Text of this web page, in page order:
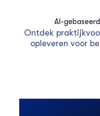
AI-
Ontdek
opleveren voor